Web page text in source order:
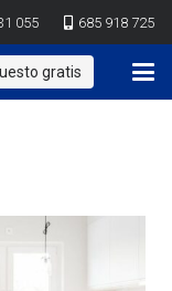
055 685 918 725
gratis